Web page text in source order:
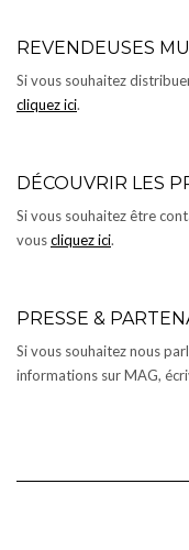
REVENDEUSES
Si vous souhaitez
cliquez ici.
DÉCOUVRIR LES
Si vous souhaitez être
vouscliquez ici.
PRESSE &
Si vous souhaitez nous
informations sur MAG,